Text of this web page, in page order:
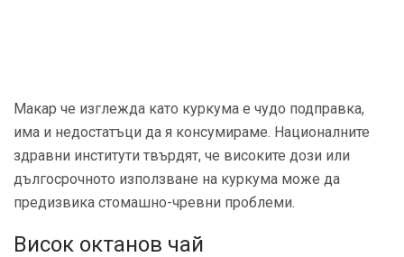
Макар че изглежда като куркума е чудо подправка,
има и недостатъци да я консумираме. Националните
здравни институти твърдят, че високите дози или
дългосрочното използване на куркума може да
предизвика стомашно-чревни проблеми.
Висок октанов чай